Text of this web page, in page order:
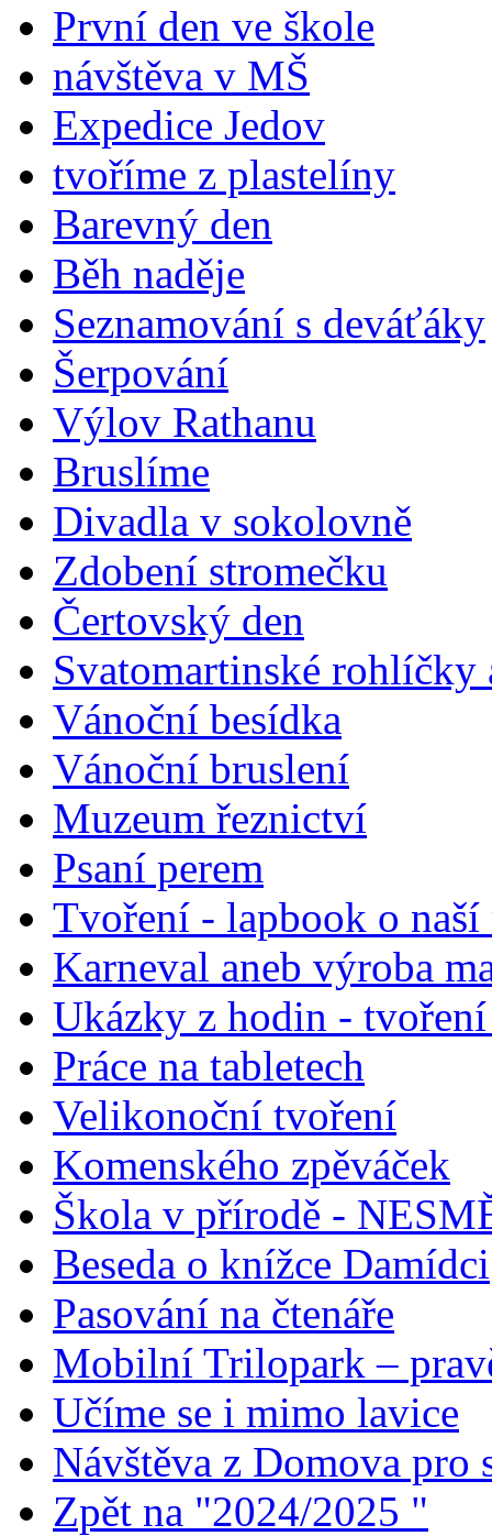
První den ve škole
návštěva v MŠ
Expedice Jedov
tvoříme z plastelíny
Barevný den
Běh naděje
Seznamování s deváťáky
Šerpování
Výlov Rathanu
Bruslíme
Divadla v sokolovně
Zdobení stromečku
Čertovský den
Svatomartinské rohlíčky
Vánoční besídka
Vánoční bruslení
Muzeum řeznictví
Psaní perem
Tvoření - lapbook o naší
Karneval aneb výroba
Ukázky z hodin -
Práce na tabletech
Velikonoční tvoření
Komenského zpěváček
Škola v přírodě -
Beseda o knížce Damídci
Pasování na čtenáře
Mobilní Trilopark –
Učíme se i mimo lavice
Návštěva z Domova pro
Zpět na "2024/2025 "